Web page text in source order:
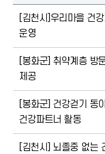
[김천시]우리마을 건
운영
[봉화군] 취약계층 방
제공
[봉화군] 건강걷기 동
건강파트너 활동
[김천시] 뇌졸중 없는